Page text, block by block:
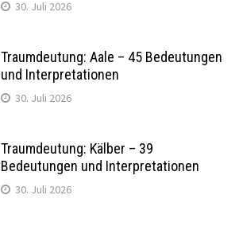
30. Juli 2026
Traumdeutung: Aale – 45 Bedeutungen
und Interpretationen
30. Juli 2026
Traumdeutung: Kälber – 39
Bedeutungen und Interpretationen
30. Juli 2026